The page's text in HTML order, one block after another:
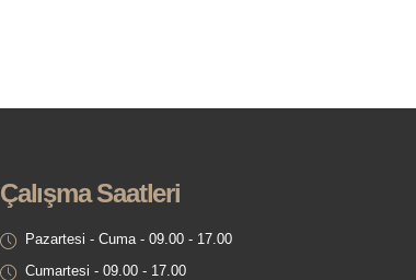
Çalışma Saatleri
Pazartesi - Cuma - 09.00 - 17.00
Cumartesi - 09.00 - 17.00